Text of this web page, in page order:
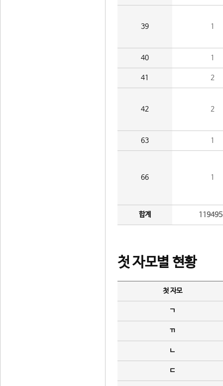
39 1
40 1
41 2
42 2
63 1
66 1
합계
첫 자모별 현황
첫 자모
ㄱ
ㄲ
ㄴ
ㄷ